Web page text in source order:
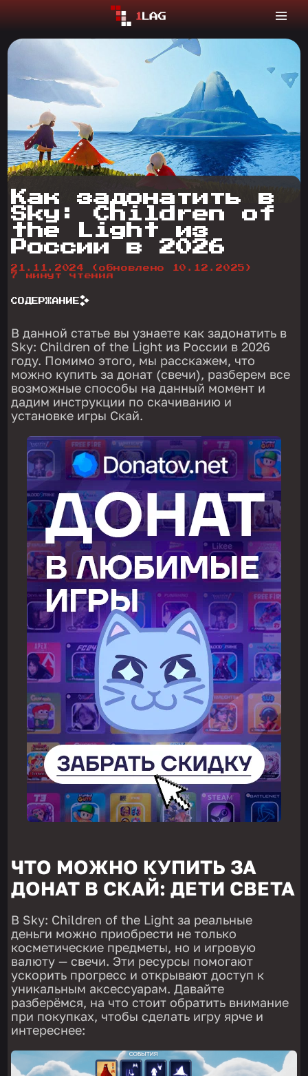
Как задонатить в
Sky: Children of
the Light из
России в 2026
21.11.2024
(обновлено 10.12.2025)
7 минут чтения
СОДЕРЖАНИЕ
В данной статье вы узнаете как задонатить в
Sky: Children of the Light из России в 2026
году. Помимо этого, мы расскажем, что
можно купить за донат (свечи), разберем все
возможные способы на данный момент и
дадим инструкции по скачиванию и
установке игры Скай.
ЧТО МОЖНО КУПИТЬ ЗА
ДОНАТ В СКАЙ: ДЕТИ СВЕТА
В Sky: Children of the Light за реальные
деньги можно приобрести не только
косметические предметы, но и игровую
валюту — свечи. Эти ресурсы помогают
ускорить прогресс и открывают доступ к
уникальным аксессуарам. Давайте
разберёмся, на что стоит обратить внимание
при покупках, чтобы сделать игру ярче и
интереснее: